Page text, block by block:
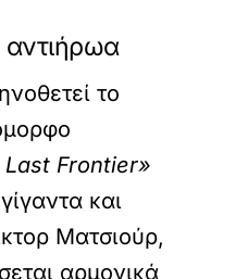
αντιήρωα
το
Last Frontier»
και
Ματσιούρ,
αρμονικά